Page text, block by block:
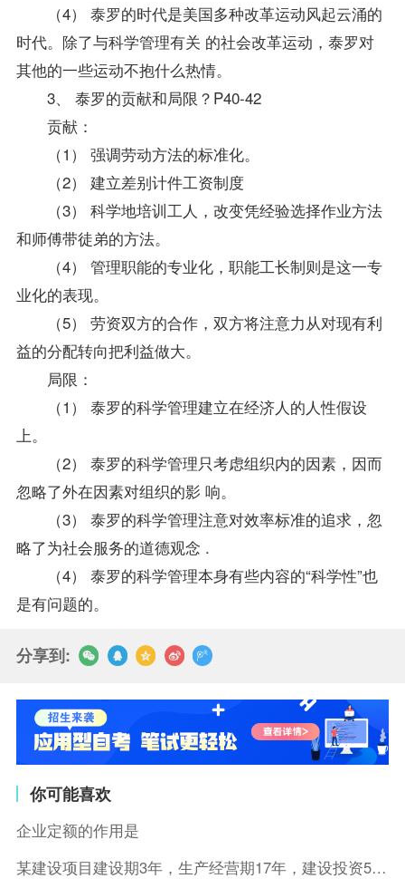
（4） 泰罗的时代是美国多种改革运动风起云涌的
时代。除了与科学管理有关 的社会改革运动，泰罗对
其他的一些运动不抱什么热情。
3、 泰罗的贡献和局限？P40-42
贡献：
（1） 强调劳动方法的标准化。
（2） 建立差别计件工资制度
（3） 科学地培训工人，改变凭经验选择作业方法
和师傅带徒弟的方法。
（4） 管理职能的专业化，职能工长制则是这一专
业化的表现。
（5） 劳资双方的合作，双方将注意力从对现有利
益的分配转向把利益做大。
局限：
（1） 泰罗的科学管理建立在经济人的人性假设
上。
（2） 泰罗的科学管理只考虑组织内的因素，因而
忽略了外在因素对组织的影 响。
（3） 泰罗的科学管理注意对效率标准的追求，忽
略了为社会服务的道德观念 .
（4） 泰罗的科学管理本身有些内容的“科学性”也
是有问题的。
分享到:
你可能喜欢
企业定额的作用是
某建设项目建设期3年，生产经营期17年，建设投资5500万元